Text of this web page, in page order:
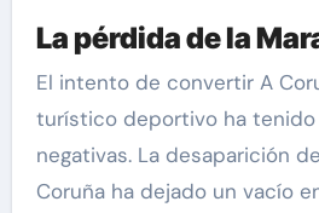
La pérdida de la
El intento de convertir A
turístico deportivo ha
negativas. La desaparición
Coruña ha dejado un vacío